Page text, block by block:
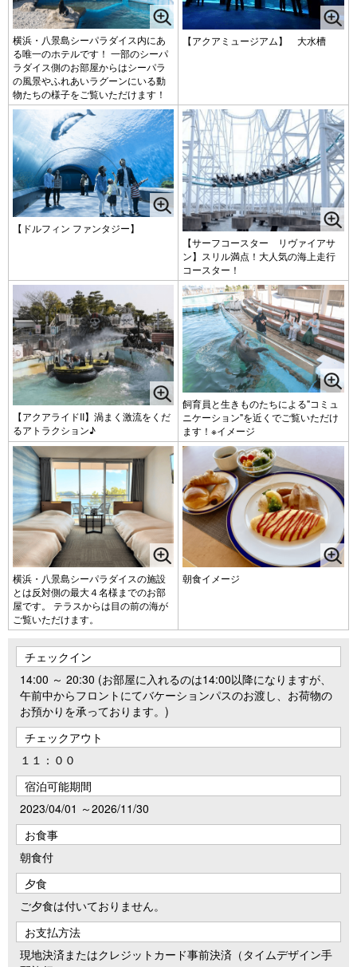
横浜・八景島シーパラダイス内にあ
る唯一のホテルです！ 一部のシーパ
ラダイス側のお部屋からはシーパラ
の風景やふれあいラグーンにいる動
物たちの様子をご覧いただけます！
【アクアミュージアム】 大水槽
【ドルフィン ファンタジー】
【サーフコースター リヴァイアサ
ン】スリル満点！大人気の海上走行
コースター！
【アクアライドII】渦まく激流をくだ
るアトラクション♪
飼育員と生きものたちによる"コミュ
ニケーション"を近くでご覧いただけ
ます！※イメージ
横浜・八景島シーパラダイスの施設
とは反対側の最大４名様までのお部
屋です。 テラスからは目の前の海が
ご覧いただけます。
朝食イメージ
チェックイン
14:00 ～ 20:30 (お部屋に入れるのは14:00以降になりますが、
午前中からフロントにてバケーションパスのお渡し、お荷物の
お預かりを承っております。)
チェックアウト
１１：００
宿泊可能期間
2023/04/01 ～2026/11/30
お食事
朝食付
夕食
ご夕食は付いておりません。
お支払方法
現地決済またはクレジットカード事前決済（タイムデザイン手